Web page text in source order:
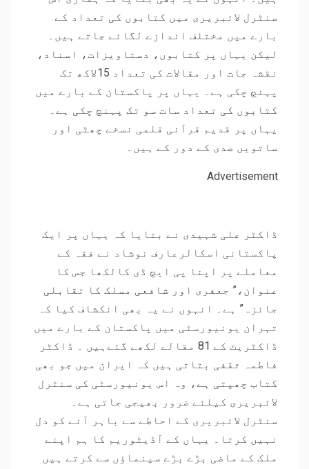
سنٹرل لائبریری میں کتابوں کی تعداد کے
بارے میں مختلف اندازے لگائے جاتے ہیں۔
لیکن یہاں پر کتابوں، دستاویزات، اسناد،
نقشہ جات اور مقالات کی تعداد 15لاکھ تک
پہنچ چکی ہے۔ یہاں پر پاکستان کے بارے میں
کتابوں کی تعداد سات سو تک پہنچ چکی ہے۔
یہاں پر قدیم قرآنی قلمی نسخے چھٹی اور
ساتویں صدی کے دور کے ہیں۔
Advertisement
ڈاکٹر علی شہیدی نے بتایا کہ یہاں پر ایک
پاکستانی اسکالرعارف نوشاد نے فقہ کے
معاملے پر اپنا پی ایچ ڈی کالکھا جس کا
عنوان،” جعفری اور شافعی مسلک کا تقابلی
جائزہ” ہے۔ انہوں نے یہ بھی انکشاف کیا کہ
تہران یونیورسٹی میں پاکستان کے بارے میں
ڈاکٹریٹ کے 81 مقالے لکھے گئےہیں ۔ ڈاکٹر
فاطمہ ثقفی بتاتی ہیں کہ ایران میں جو بھی
کتاب چھپتی ہے، وہ اس یونیورسٹی کی سنٹرل
لائبریری کیلئے ضرور بھیجی جاتی ہے۔
سنٹرل لائبریری کے احاطے سے باہر آنے کو دل
نہیں کرتا۔ یہاں کے آڈیٹوریم کا ہم اپنے
ملک کے ماضی بڑے بڑے سینماؤں سے کرتے ہیں